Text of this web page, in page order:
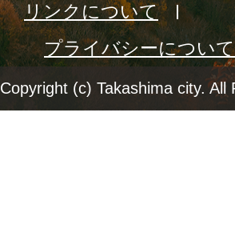
リンクについて
プライバシーについて
Copyright (c) Takashima city. All